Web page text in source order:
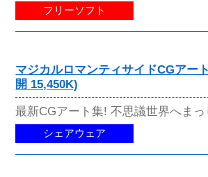
フリーソフト
マジカルロマンティサイドCGアー
開 15,450K)
最新CGアート集! 不思議世界へまっ
シェアウェア